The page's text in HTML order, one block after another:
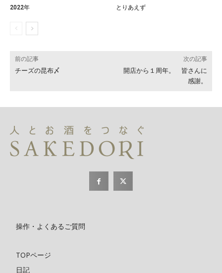
2022年
とりあえず
前の記事
チーズの昆布〆
次の記事
開店から１周年。 皆さんに
感謝。
操作・よくあるご質問
TOPページ
日記